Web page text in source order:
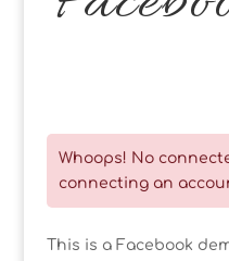
Whoops! No
connecting an
This is a Facebook